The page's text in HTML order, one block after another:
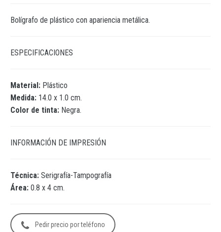
Bolígrafo de plástico con apariencia metálica.
ESPECIFICACIONES
Material: Plástico
Medida: 14.0 x 1.0 cm.
Color de tinta: Negra.
INFORMACIÓN DE IMPRESIÓN
Técnica: Serigrafía-Tampografía
Área: 0.8 x 4 cm.
Pedir precio por teléfono